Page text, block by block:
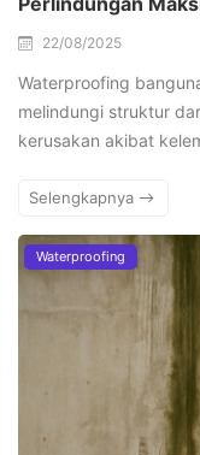
22/08/2025
Waterproofing
melindungi struktur
kerusakan akibat
Selengkapnya
Waterproofing